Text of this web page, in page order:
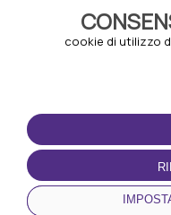
cookie di utilizzo
CONDIZIONI D'USO
Termini e Condizioni
Politica sulla
Gestione dei Cookie